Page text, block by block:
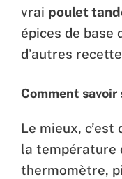
vrai poulet
épices de base
d’autres
Comment
Le mieux,
la température
thermomètre,